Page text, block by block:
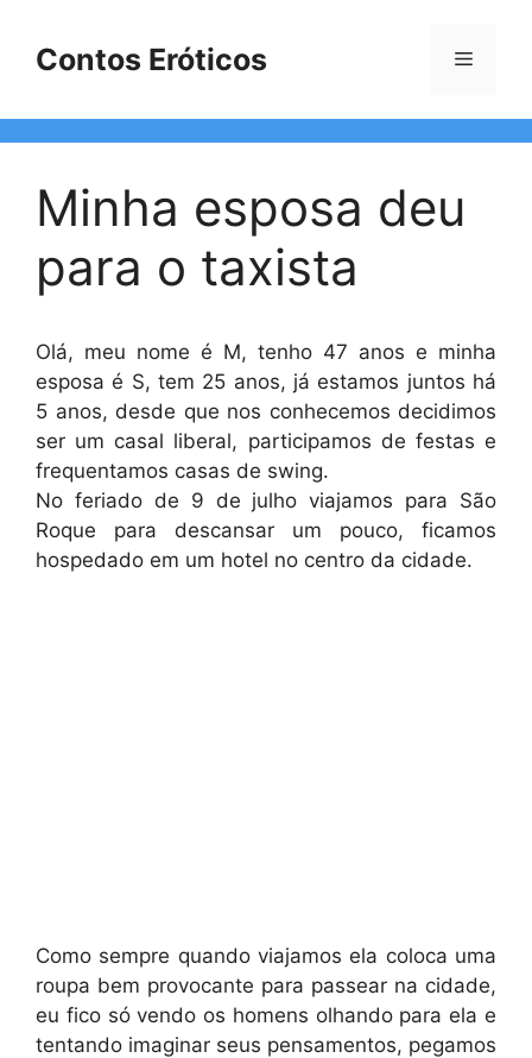
Contos Eróticos Menu
Minha esposa deu
para o taxista
Olá, meu nome é M, tenho 47 anos e minha
esposa é S, tem 25 anos, já estamos juntos há
5 anos, desde que nos conhecemos decidimos
ser um casal liberal, participamos de festas e
frequentamos casas de swing.
No feriado de 9 de julho viajamos para São
Roque para descansar um pouco, ficamos
hospedado em um hotel no centro da cidade.
Como sempre quando viajamos ela coloca uma
roupa bem provocante para passear na cidade,
eu fico só vendo os homens olhando para ela e
tentando imaginar seus pensamentos, pegamos